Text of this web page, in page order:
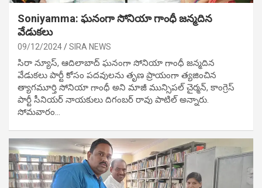
Soniyamma: ఘ‌నంగా సోనియా గాంధీ జ‌న్మ‌దిన
వేడుక‌లు
09/12/2024 SIRA NEWS
సిరా న్యూస్, ఆదిలాబాద్ ఘ‌నంగా సోనియా గాంధీ జ‌న్మ‌దిన
వేడుక‌లు పార్టీ కోసం ప‌ద‌వుల‌ను తృణ ప్రాయంగా త్య‌జించిన
త్యాగమూర్తి సోనియా గాంధీ అని మాజీ మున్సిప‌ల్ చైర్మ‌న్, కాంగ్రెస్
పార్టీ సీనియ‌ర్ నాయ‌కులు దిగంబ‌ర్ రావు పాటిల్ అన్నారు.
సోమవారం…